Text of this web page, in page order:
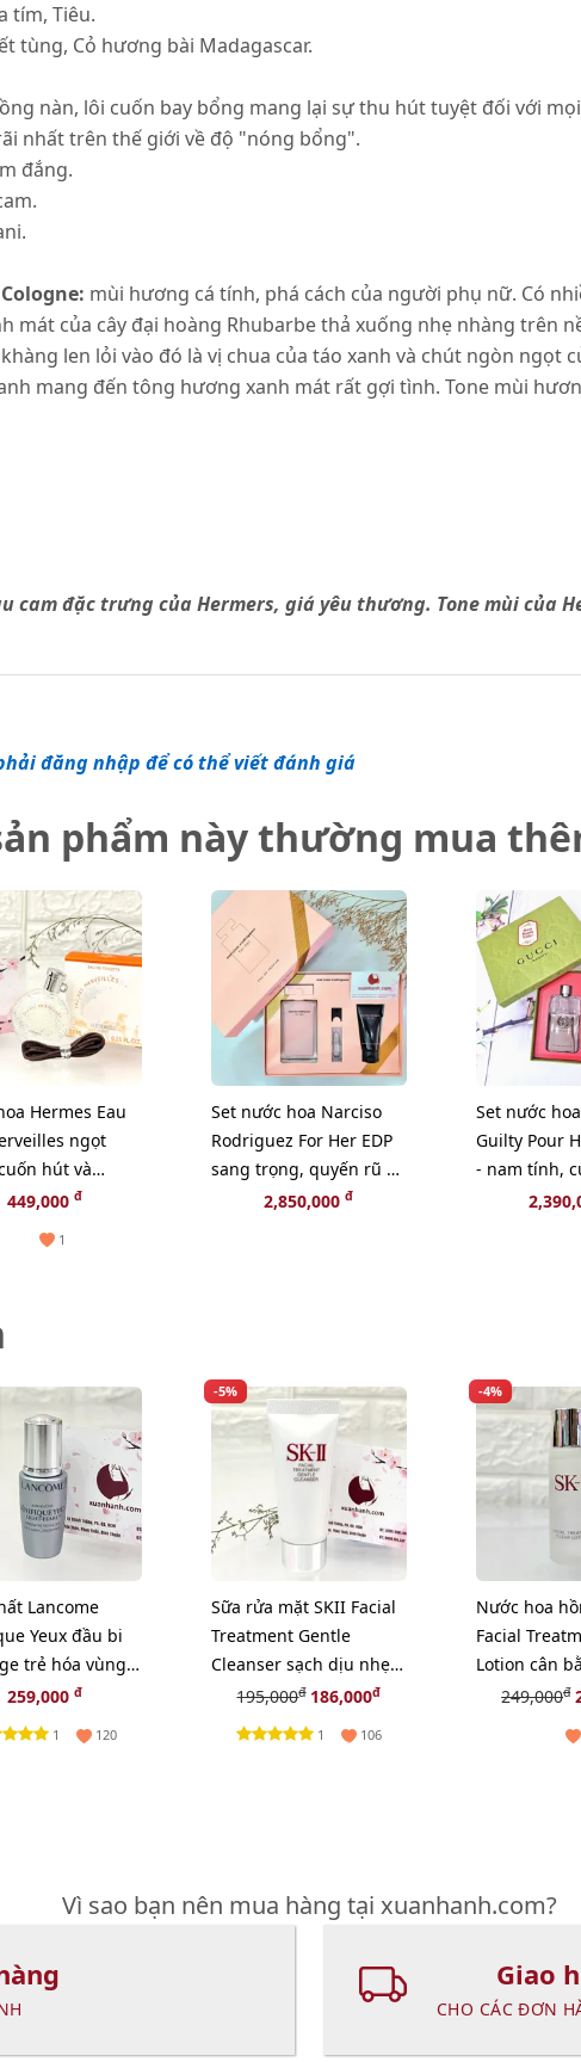
tím, Tiêu.
tùng, Cỏ hương bài Madagascar.
nàn, lôi cuốn bay bổng mang lại sự thu hút tuyệt đối với
nhất trên thế giới về độ "nóng bổng".
đắng.
mùi hương cá tính, phá cách của người phụ nữ. Có
mát của cây đại hoàng Rhubarbe thả xuống nhẹ nhàng trên
len lỏi vào đó là vị chua của táo xanh và chút ngòn ngọt
mang đến tông hương xanh mát rất gợi tình. Tone mùi
cam đặc trưng của Hermers, giá yêu thương. Tone mùi của
đăng nhập để có thể viết đánh giá
phẩm này thường mua
Hermes Eau
ngọt
hút và
- EDT, 7.5ml
449,000 đ
1
Set nước hoa Narciso
Rodriguez For Her EDP
sang trọng, quyến rũ và
nữ tính (HOT HIT)
2,850,000đ
Set nước
Guilty Pour
- nam tính,
đam mê
Lancome
Yeux đầu bi
trẻ hóa vùng
259,000 đ
1 120
-5%
Sữa rửa mặt SKII Facial
Treatment Gentle
Cleanser sạch dịu nhẹ
làn da - 20g.
195,000đ186,000đ
1 106
-4%
Nước hoa
Facial
Lotion cân
cho da, 30ml
249,000đ
Vì sao bạn nên mua hàng tại xuanhanh.com?
Giao
CHO CÁC ĐƠN